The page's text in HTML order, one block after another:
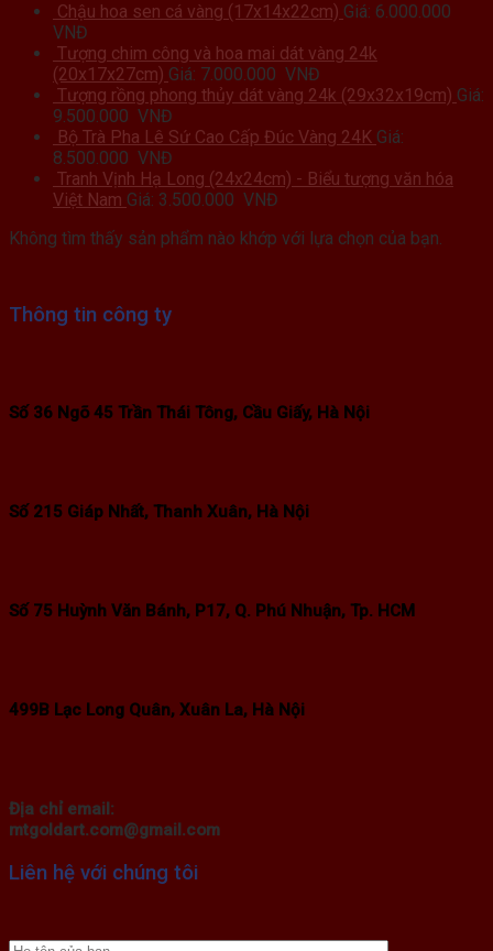
Chậu hoa sen cá vàng (17x14x22cm) Giá: 6.000.000
VNĐ
Tượng chim công và hoa mai dát vàng 24k
(20x17x27cm) Giá: 7.000.000 VNĐ
Tượng rồng phong thủy dát vàng 24k (29x32x19cm) Giá:
9.500.000 VNĐ
Bộ Trà Pha Lê Sứ Cao Cấp Đúc Vàng 24K Giá:
8.500.000 VNĐ
Tranh Vịnh Hạ Long (24x24cm) - Biểu tượng văn hóa
Việt Nam Giá: 3.500.000 VNĐ
Không tìm thấy sản phẩm nào khớp với lựa chọn của bạn.
Thông tin công ty
Số 36 Ngõ 45 Trần Thái Tông, Cầu Giấy, Hà Nội
Số 215 Giáp Nhất, Thanh Xuân, Hà Nội
Số 75 Huỳnh Văn Bánh, P17, Q. Phú Nhuận, Tp. HCM
499B Lạc Long Quân, Xuân La, Hà Nội
Địa chỉ email:
mtgoldart.com@gmail.com
Liên hệ với chúng tôi